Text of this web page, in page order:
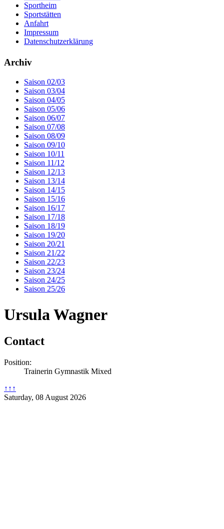
Sportheim
Sportstätten
Anfahrt
Impressum
Datenschutzerklärung
Archiv
Saison 02/03
Saison 03/04
Saison 04/05
Saison 05/06
Saison 06/07
Saison 07/08
Saison 08/09
Saison 09/10
Saison 10/11
Saison 11/12
Saison 12/13
Saison 13/14
Saison 14/15
Saison 15/16
Saison 16/17
Saison 17/18
Saison 18/19
Saison 19/20
Saison 20/21
Saison 21/22
Saison 22/23
Saison 23/24
Saison 24/25
Saison 25/26
Ursula Wagner
Contact
Position:
Trainerin Gymnastik Mixed
↑↑↑
Saturday, 08 August 2026